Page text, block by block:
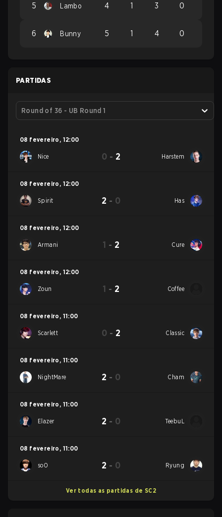
5 Lambo 4 1 3 0
6 Bunny 5 1 4 0
PARTIDAS
Round of 36 - UB Round 1
08 fevereiro , 12:00
Nice 0 - 2 Harstem
08 fevereiro , 12:00
Spirit 2 - 0 Has
08 fevereiro , 12:00
Armani 1 - 2 Cure
08 fevereiro , 12:00
Zoun 1 - 2 Coffee
08 fevereiro , 11:00
Scarlett 0 - 2 Classic
08 fevereiro , 11:00
NightMare 2 - 0 Cham
08 fevereiro , 11:00
Elazer 2 - 0 TeebuL
08 fevereiro , 11:00
soO 2 - 0 Ryung
Ver todas as partidas de SC2